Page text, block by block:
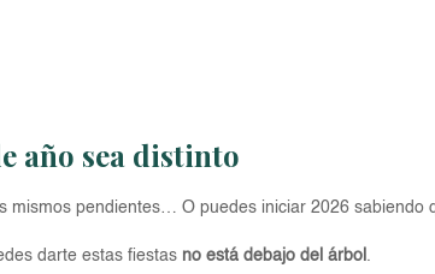
año sea distinto
mismos pendientes… O puedes iniciar 2026 sabiendo
darte estas fiestas no está debajo del árbol .